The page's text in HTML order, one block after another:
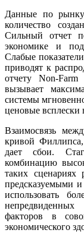
Данные по рынку
количество
Сильный отчет
экономике и
Слабые
приводят к
отчету Non-
вызывает
системы
ценовые всплески
Взаимосвязь
кривой
дает сбои.
комбинацию
таких сценариях
предсказуемыми
использовать
факторов в
экономического